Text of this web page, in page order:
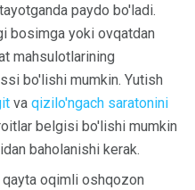
paydo bo'ladi.
bosimga yoki ovqatdan
mahsulotlarining
bo'lishi mumkin. Yutish
va qizilo'ngach saratonini
belgisi bo'lishi mumkin
baholanishi kerak.
qayta oqimli oshqozon